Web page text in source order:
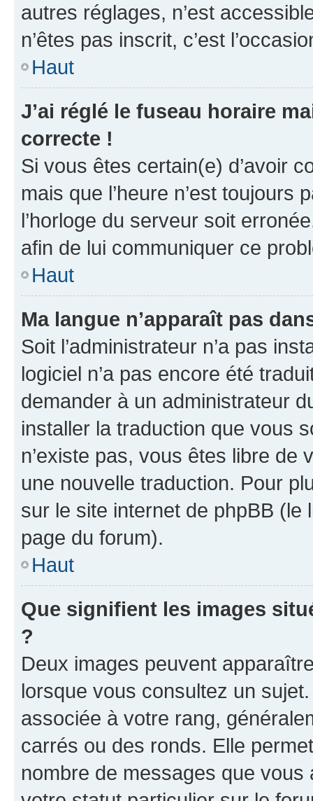
autres réglages, n’est
n’êtes pas inscrit, c’est
Haut
J’ai réglé le fuseau horaire
correcte !
Si vous êtes certain(e) d’avoir
mais que l’heure n’est
l’horloge du serveur soit
afin de lui communiquer ce
Haut
Ma langue n’apparaît pas
Soit l’administrateur n’a pas
logiciel n’a pas encore été
demander à un administrateur
installer la traduction que vous
n’existe pas, vous êtes libre
une nouvelle traduction. Pour
sur le site internet de phpBB
page du forum).
Haut
Que signifient les images
?
Deux images peuvent
lorsque vous consultez un
associée à votre rang,
carrés ou des ronds. Elle
nombre de messages que